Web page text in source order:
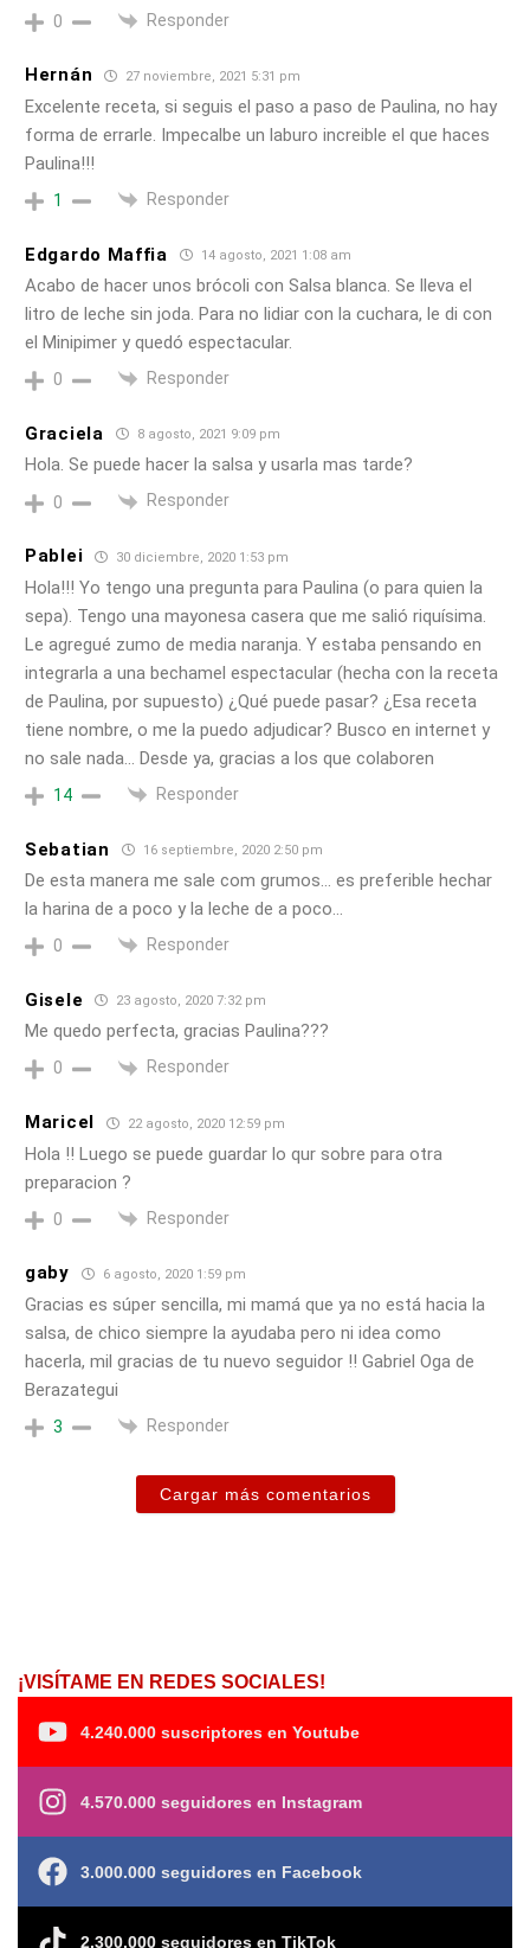
0 Responder
Hernán 27 noviembre, 2021 5:31 pm
Excelente receta, si seguis el paso a paso de Paulina, no hay
forma de errarle. Impecalbe un laburo increible el que haces
Paulina!!!
1 Responder
Edgardo Maffia 14 agosto, 2021 1:08 am
Acabo de hacer unos brócoli con Salsa blanca. Se lleva el
litro de leche sin joda. Para no lidiar con la cuchara, le di con
el Minipimer y quedó espectacular.
0 Responder
Graciela 8 agosto, 2021 9:09 pm
Hola. Se puede hacer la salsa y usarla mas tarde?
0 Responder
Pablei 30 diciembre, 2020 1:53 pm
Hola!!! Yo tengo una pregunta para Paulina (o para quien la
sepa). Tengo una mayonesa casera que me salió riquísima.
Le agregué zumo de media naranja. Y estaba pensando en
integrarla a una bechamel espectacular (hecha con la receta
de Paulina, por supuesto) ¿Qué puede pasar? ¿Esa receta
tiene nombre, o me la puedo adjudicar? Busco en internet y
no sale nada… Desde ya, gracias a los que colaboren
14 Responder
Sebatian 16 septiembre, 2020 2:50 pm
De esta manera me sale com grumos… es preferible hechar
la harina de a poco y la leche de a poco…
0 Responder
Gisele 23 agosto, 2020 7:32 pm
Me quedo perfecta, gracias Paulina???
0 Responder
Maricel 22 agosto, 2020 12:59 pm
Hola !! Luego se puede guardar lo qur sobre para otra
preparacion ?
0 Responder
gaby 6 agosto, 2020 1:59 pm
Gracias es súper sencilla, mi mamá que ya no está hacia la
salsa, de chico siempre la ayudaba pero ni idea como
hacerla, mil gracias de tu nuevo seguidor !! Gabriel Oga de
Berazategui
3 Responder
Cargar más comentarios
¡VISÍTAME EN REDES SOCIALES!
4.240.000 suscriptores en Youtube
4.570.000 seguidores en Instagram
3.000.000 seguidores en Facebook
2.300.000 seguidores en TikTok